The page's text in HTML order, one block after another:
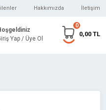
Hakkımızda İletişim
Yap / Üye Ol
0
0,00 TL